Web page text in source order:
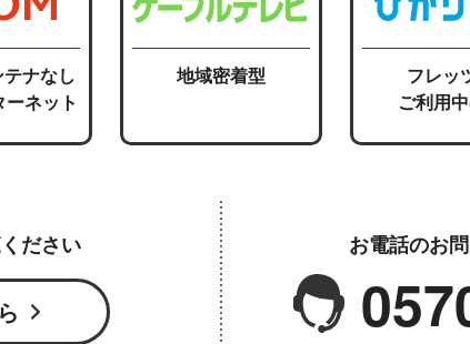
ナなし
ネット
地域密着型
フレッ
ご利用
ださい お電話のお